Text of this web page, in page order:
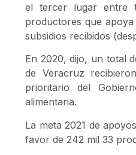
el tercer lugar entre
productores que
subsidios recibidos
En 2020, dijo, un total
de Veracruz
prioritario del
alimentaria.
La meta 2021 de
favor de 242 mil 33